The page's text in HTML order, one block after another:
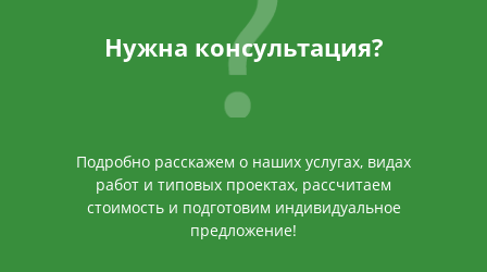
Нужна консультация?
Подробно расскажем о наших услугах, видах
работ и типовых проектах, рассчитаем
стоимость и подготовим индивидуальное
предложение!